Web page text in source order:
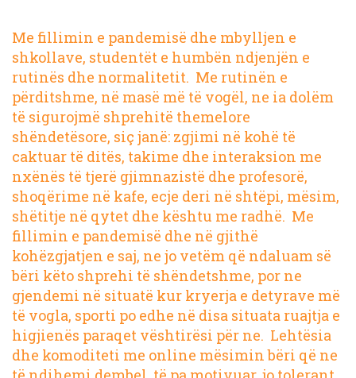
Me fillimin e pandemisë dhe mbylljen e
shkollave, studentët e humbën ndjenjën e
rutinës dhe normalitetit. Me rutinën e
përditshme, në masë më të vogël, ne ia dolëm
të sigurojmë shprehitë themelore
shëndetësore, siç janë: zgjimi në kohë të
caktuar të ditës, takime dhe interaksion me
nxënës të tjerë gjimnazistë dhe profesorë,
shoqërime në kafe, ecje deri në shtëpi, mësim,
shëtitje në qytet dhe kështu me radhë. Me
fillimin e pandemisë dhe në gjithë
kohëzgjatjen e saj, ne jo vetëm që ndaluam së
bëri këto shprehi të shëndetshme, por ne
gjendemi në situatë kur kryerja e detyrave më
të vogla, sporti po edhe në disa situata ruajtja e
higjienës paraqet vështirësi për ne. Lehtësia
dhe komoditeti me online mësimin bëri që ne